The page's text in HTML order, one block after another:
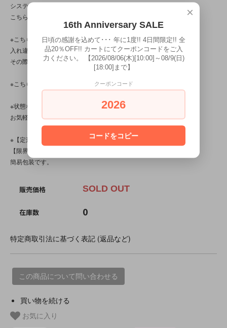
システム上の問題で、３枚以上は確認出来ません。
こちらも、予め、ご了承下さいませ。)
※こちらの商品は店頭でも販売しています。
入れ違いで完売してしまう場合がございます。
その際はご容赦下さいませ。
※こちらの商品は、中古品・ヴィンテージ品です。
※状態など分かり辛い点、気になる点、不明点がございましたら、
お気軽にお問い合わせ下さい。
※【定形外対応商品】・【サイズ規格外】です。
【限界個数】は【2個/点】･【送料】は340～500円です。
簡易包装です。
販売価格 SOLD OUT
在庫数 0
特定商取引法に基づく表記 (返品など)
この商品について問い合わせる
買い物を続ける
お気に入り
×
16th Anniversary SALE
日頃の感謝を込めて･･･ 年に1度!! 4日間限定!! 全
品20％OFF!! カートにてクーポンコードをご入
力ください。 【2026/08/06(木)[10:00]～08/9(日)
[18:00]まで】
クーポンコード
2026
コードをコピー